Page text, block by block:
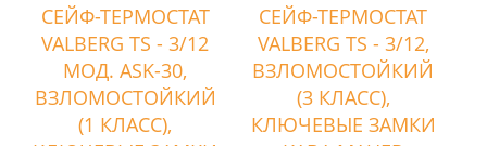
СЕЙФ-ТЕРМОСТАТ
VALBERG TS - 3/12
МОД. ASK-30,
ВЗЛОМОСТОЙКИЙ
(1 КЛАСС),
СЕЙФ-ТЕРМОСТАТ
VALBERG TS - 3/12,
ВЗЛОМОСТОЙКИЙ
(3 КЛАСС),
КЛЮЧЕВЫЕ ЗАМКИ